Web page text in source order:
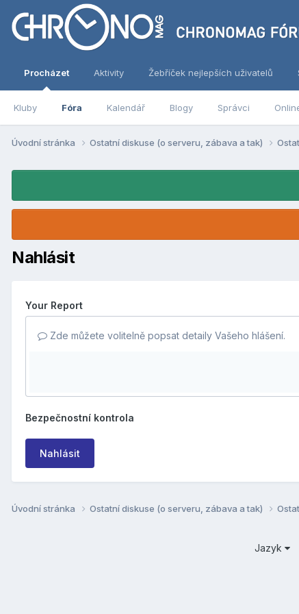
Procházet
Kluby Fóra Kalendář Blogy Správci
Aktivity Žebříček nejlepších uživatelů
Úvodní stránka Ostatní diskuse (o serveru, zábava a tak)
Nahlásit
Your Report
Zde můžete volitelně popsat detaily Vašeho hlášení.
Bezpečnostní kontrola
Nahlásit
Úvodní stránka Ostatní diskuse (o serveru, zábava a tak)
Jazyk